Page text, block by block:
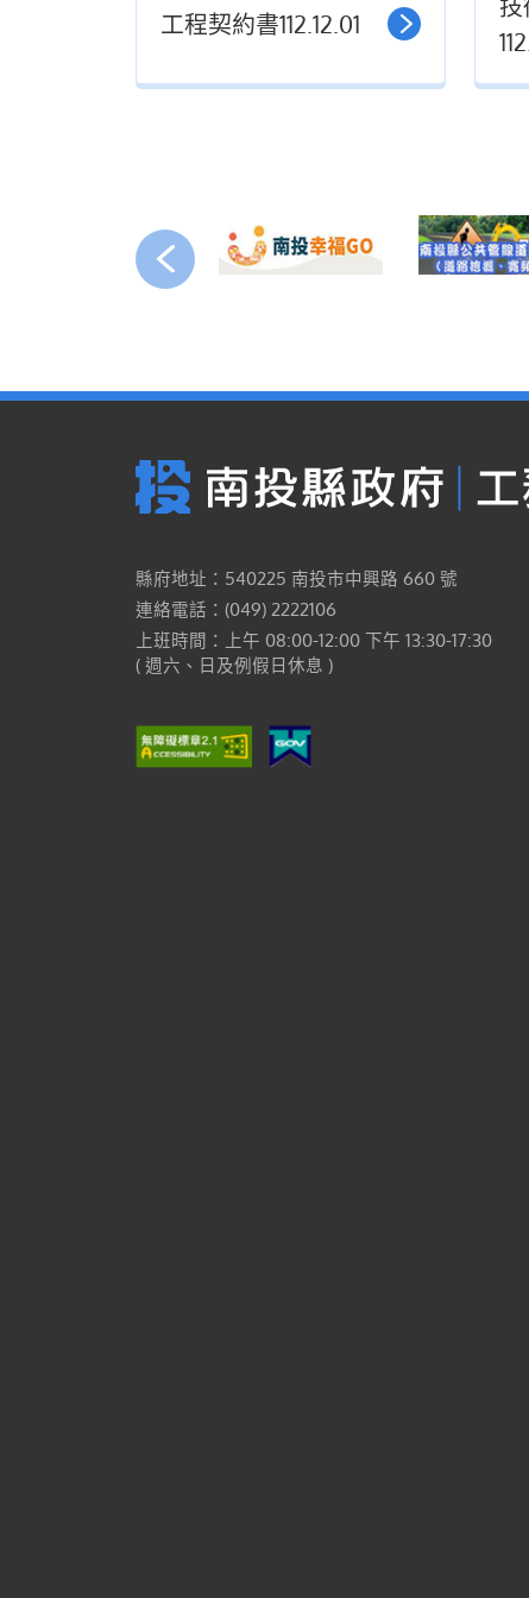
工程契約書112.12.01
縣府地址：540225 南投市中興路 660 號
連絡電話：(049) 2222106
上班時間：上午 08:00-12:00 下午 13:30-17:30
( 週六、日及例假日休息 )